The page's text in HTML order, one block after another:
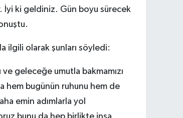
İyi ki geldiniz. Gün boyu sürecek
ilgili olarak şunları söyledi:
geleceğe umutla bakmamızı
hem bugünün ruhunu hem de
emin adımlarla yol